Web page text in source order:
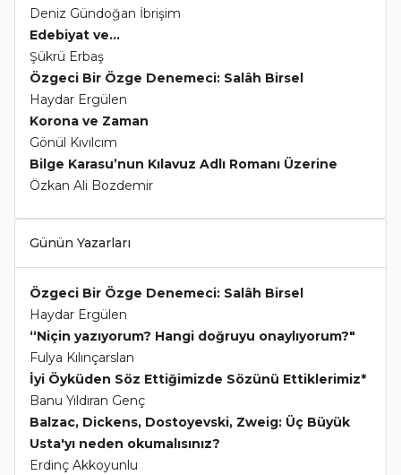
Deniz Gündoğan İbrişim
Edebiyat ve...
Şükrü Erbaş
Özgeci Bir Özge Denemeci: Salâh Birsel
Haydar Ergülen
Korona ve Zaman
Gönül Kıvılcım
Bilge Karasu’nun Kılavuz Adlı Romanı Üzerine
Özkan Ali Bozdemir
Günün Yazarları
Özgeci Bir Özge Denemeci: Salâh Birsel
Haydar Ergülen
“Niçin yazıyorum? Hangi doğruyu onaylıyorum?"
Fulya Kılınçarslan
İyi Öyküden Söz Ettiğimizde Sözünü Ettiklerimiz*
Banu Yıldıran Genç
Balzac, Dickens, Dostoyevski, Zweig: Üç Büyük
Usta'yı neden okumalısınız?
Erdinç Akkoyunlu